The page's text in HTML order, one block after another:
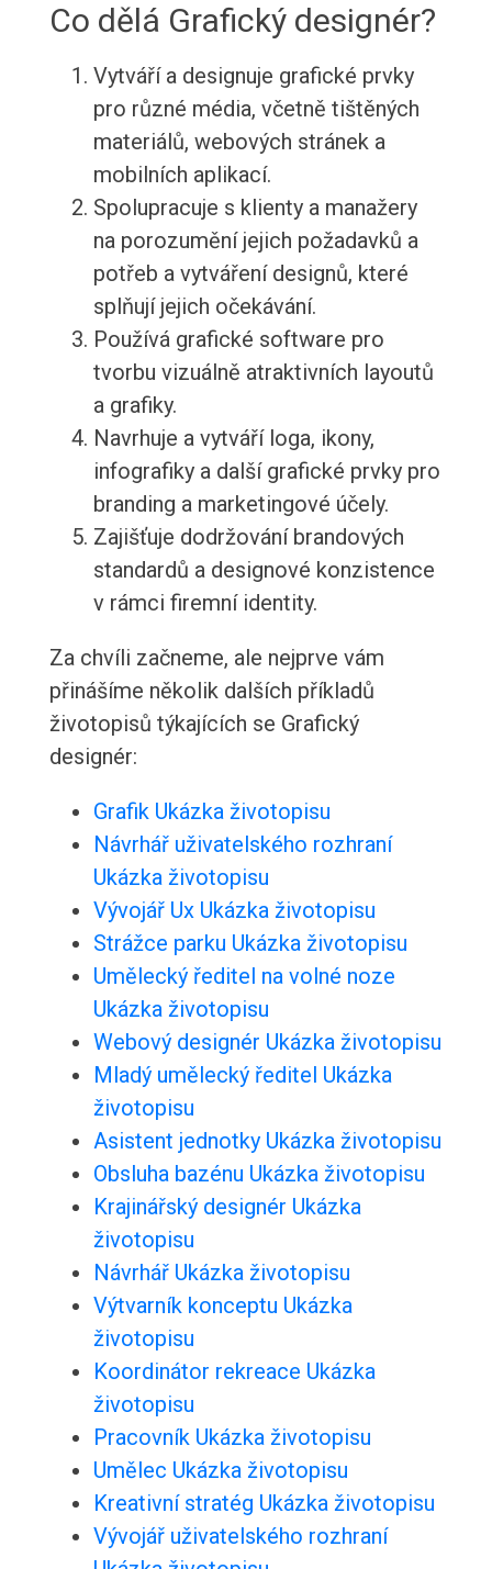
Co dělá Grafický designér?
Vytváří a designuje grafické prvky
pro různé média, včetně tištěných
materiálů, webových stránek a
mobilních aplikací.
Spolupracuje s klienty a manažery
na porozumění jejich požadavků a
potřeb a vytváření designů, které
splňují jejich očekávání.
Používá grafické software pro
tvorbu vizuálně atraktivních layoutů
a grafiky.
Navrhuje a vytváří loga, ikony,
infografiky a další grafické prvky pro
branding a marketingové účely.
Zajišťuje dodržování brandových
standardů a designové konzistence
v rámci firemní identity.
Za chvíli začneme, ale nejprve vám
přinášíme několik dalších příkladů
životopisů týkajících se Grafický
designér:
Grafik Ukázka životopisu
Návrhář uživatelského rozhraní
Ukázka životopisu
Vývojář Ux Ukázka životopisu
Strážce parku Ukázka životopisu
Umělecký ředitel na volné noze
Ukázka životopisu
Webový designér Ukázka životopisu
Mladý umělecký ředitel Ukázka
životopisu
Asistent jednotky Ukázka životopisu
Obsluha bazénu Ukázka životopisu
Krajinářský designér Ukázka
životopisu
Návrhář Ukázka životopisu
Výtvarník konceptu Ukázka
životopisu
Koordinátor rekreace Ukázka
životopisu
Pracovník Ukázka životopisu
Umělec Ukázka životopisu
Kreativní stratég Ukázka životopisu
Vývojář uživatelského rozhraní